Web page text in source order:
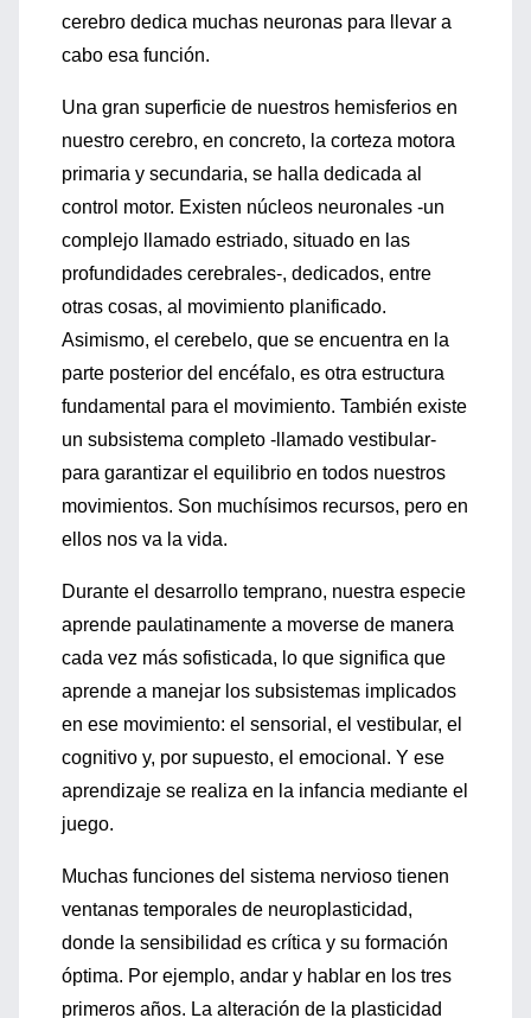
cerebro dedica muchas neuronas para llevar a
cabo esa función.
Una gran superficie de nuestros hemisferios en
nuestro cerebro, en concreto, la corteza motora
primaria y secundaria, se halla dedicada al
control motor. Existen núcleos neuronales -un
complejo llamado estriado, situado en las
profundidades cerebrales-, dedicados, entre
otras cosas, al movimiento planificado.
Asimismo, el cerebelo, que se encuentra en la
parte posterior del encéfalo, es otra estructura
fundamental para el movimiento. También existe
un subsistema completo -llamado vestibular-
para garantizar el equilibrio en todos nuestros
movimientos. Son muchísimos recursos, pero en
ellos nos va la vida.
Durante el desarrollo temprano, nuestra especie
aprende paulatinamente a moverse de manera
cada vez más sofisticada, lo que significa que
aprende a manejar los subsistemas implicados
en ese movimiento: el sensorial, el vestibular, el
cognitivo y, por supuesto, el emocional. Y ese
aprendizaje se realiza en la infancia mediante el
juego.
Muchas funciones del sistema nervioso tienen
ventanas temporales de neuroplasticidad,
donde la sensibilidad es crítica y su formación
óptima. Por ejemplo, andar y hablar en los tres
primeros años. La alteración de la plasticidad